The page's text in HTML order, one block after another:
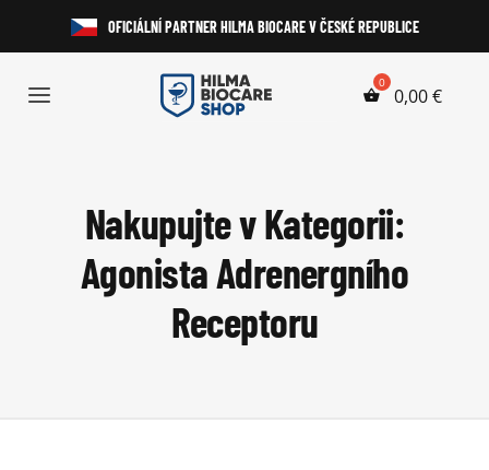
obsah
OFICIÁLNÍ PARTNER HILMA BIOCARE V ČESKÉ REPUBLICE
Toggle
HGH a Peptidy
Perorální Steroidy
0,00€
Nakupujte v Kategorii:
Agonista Adrenergního
Receptoru